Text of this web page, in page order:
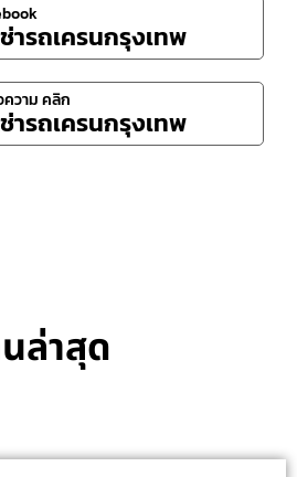
ช่ารถเครนกรุงเทพ
วาม คลิก
ช่ารถเครนกรุงเทพ
ล่าสุด